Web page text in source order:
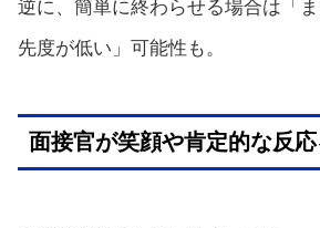
逆に、簡単に終わらせる場合は「
先度が低い」可能性も。
面接官が笑顔や肯定的な反